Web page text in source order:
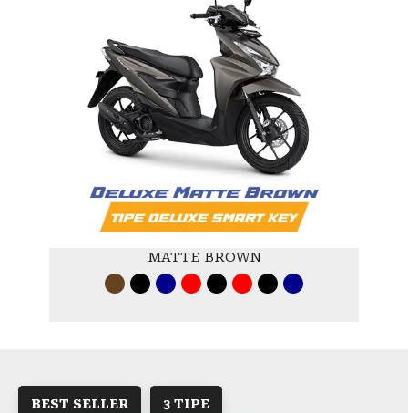
MATTE BROWN
BEST SELLER 3 TIPE